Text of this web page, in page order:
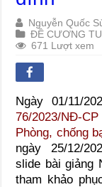
Nguyễn Quốc
ĐỀ CƯƠNG
671 Lượt xem
Ngày 01/11/
76/2023/NĐ-CP
Phòng, chống
ngày 25/12/
slide bài giảng
tham khảo